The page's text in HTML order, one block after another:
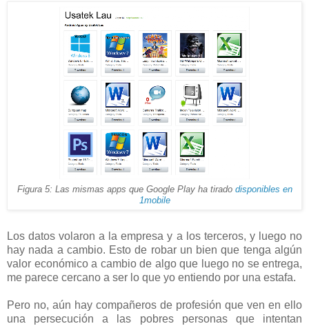
Figura 5: Las mismas apps que Google Play ha tirado disponibles en
1mobile
Los datos volaron a la empresa y a los terceros, y luego no
hay nada a cambio. Esto de robar un bien que tenga algún
valor económico a cambio de algo que luego no se entrega,
me parece cercano a ser lo que yo entiendo por una estafa.
Pero no, aún hay compañeros de profesión que ven en ello
una persecución a las pobres personas que intentan